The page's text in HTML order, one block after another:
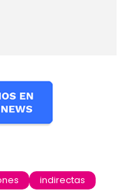
indirectas